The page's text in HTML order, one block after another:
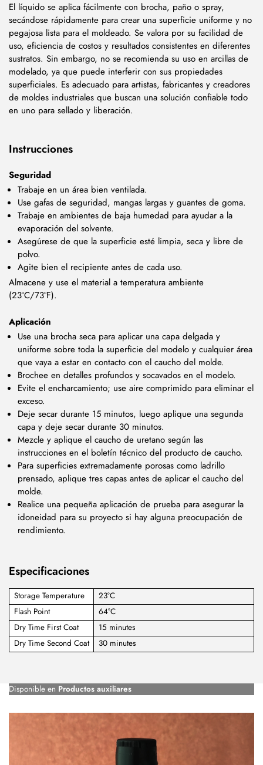
El líquido se aplica fácilmente con brocha, paño o spray,
secándose rápidamente para crear una superficie uniforme y no
pegajosa lista para el moldeado. Se valora por su facilidad de
uso, eficiencia de costos y resultados consistentes en diferentes
sustratos. Sin embargo, no se recomienda su uso en arcillas de
modelado, ya que puede interferir con sus propiedades
superficiales. Es adecuado para artistas, fabricantes y creadores
de moldes industriales que buscan una solución confiable todo
en uno para sellado y liberación.
Instrucciones
Seguridad
Trabaje en un área bien ventilada.
Use gafas de seguridad, mangas largas y guantes de goma.
Trabaje en ambientes de baja humedad para ayudar a la
evaporación del solvente.
Asegúrese de que la superficie esté limpia, seca y libre de
polvo.
Agite bien el recipiente antes de cada uso.
Almacene y use el material a temperatura ambiente
(23°C/73°F).
Aplicación
Use una brocha seca para aplicar una capa delgada y
uniforme sobre toda la superficie del modelo y cualquier área
que vaya a estar en contacto con el caucho del molde.
Brochee en detalles profundos y socavados en el modelo.
Evite el encharcamiento; use aire comprimido para eliminar el
exceso.
Deje secar durante 15 minutos, luego aplique una segunda
capa y deje secar durante 30 minutos.
Mezcle y aplique el caucho de uretano según las
instrucciones en el boletín técnico del producto de caucho.
Para superficies extremadamente porosas como ladrillo
prensado, aplique tres capas antes de aplicar el caucho del
molde.
Realice una pequeña aplicación de prueba para asegurar la
idoneidad para su proyecto si hay alguna preocupación de
rendimiento.
Especificaciones
Storage Temperature
23°C
Flash Point
64°C
Dry Time First Coat
15 minutes
Dry Time Second Coat
30 minutes
Disponible en Productos auxiliares